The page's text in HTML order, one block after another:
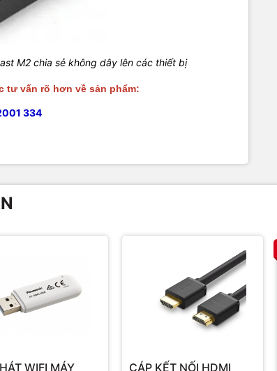
M2 chia sẻ không dây lên các thiết bị
tư vấn rõ hơn về sản phẩm:
334
WIFI MÁY CÁP KẾT NỐI HDMI